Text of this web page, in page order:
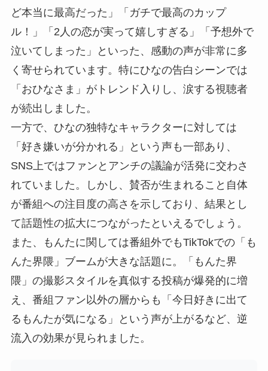
ど本当に最高だった」「ガチで最高のカップ
ル！」「2人の恋が実って嬉しすぎる」「予想外で
泣いてしまった」といった、感動の声が非常に多
く寄せられています。特にひなの告白シーンでは
「おひなさま」がトレンド入りし、涙する視聴者
が続出しました。
一方で、ひなの独特なキャラクターに対しては
「好き嫌いが分かれる」という声も一部あり、
SNS上ではファンとアンチの議論が活発に交わさ
れていました。しかし、賛否が生まれること自体
が番組への注目度の高さを示しており、結果とし
て話題性の拡大につながったといえるでしょう。
また、もんたに関しては番組外でもTikTokでの「も
んた界隈」ブームが大きな話題に。「もんた界
隈」の撮影スタイルを真似する投稿が爆発的に増
え、番組ファン以外の層からも「今日好きに出て
るもんたが気になる」という声が上がるなど、逆
流入の効果が見られました。